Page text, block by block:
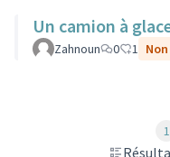
Un camion à
Zahnoun 0 1
1